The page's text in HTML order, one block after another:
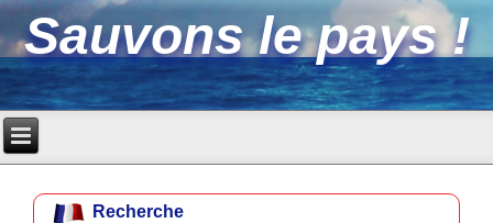
Sauvons le pays !
Recherche